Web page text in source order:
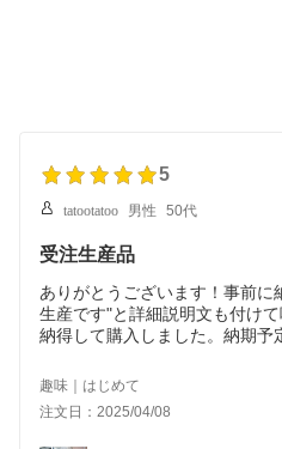
5
tatootatoo 男性 50代
受注生産品
ありがとうございます！事前に
生産です"と詳細説明文も付け
納得して購入しました。納期予
届いてさらに感動しました。
たします。
趣味｜はじめて
注文日：2025/04/08